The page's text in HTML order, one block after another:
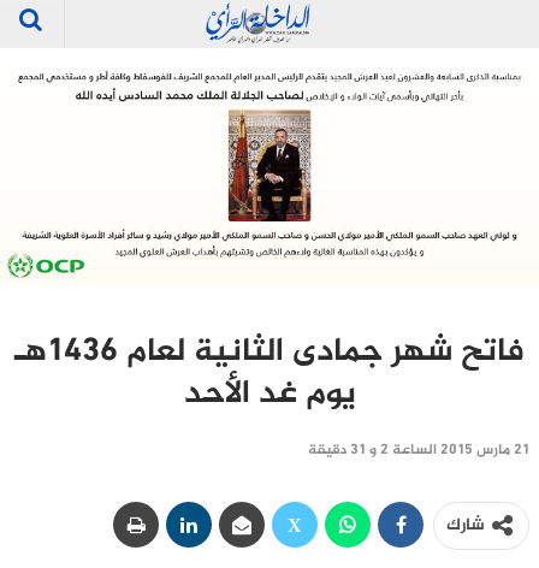
فاتح شهر جمادى الثانية لعام 1436هـ
يوم غد الأحد
21 مارس 2015 الساعة 2 و 31 دقيقة
شارك